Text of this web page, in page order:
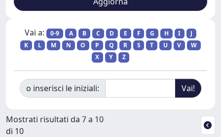
Vai a: 0-9 A B C D E F G H I
J
K
L M N O P Q R S T U V
W
X
Y Z
o inserisci le iniziali:
Mostrati risultati da 7 a 10
di 10